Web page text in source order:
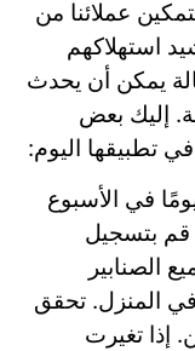
عملائنا من
استهلاكهم
يمكن أن يحدث
إليك بعض
تطبيقها اليوم:
في الأسبوع
قم بتسجيل
الصنابير
في المنزل. تحقق
إذا تغيرت